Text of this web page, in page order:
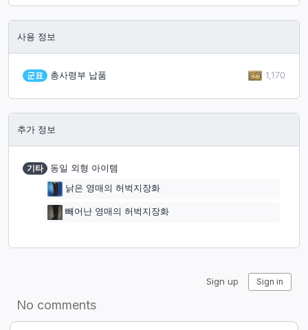
사용 정보
군표 총사령부 납품 1,170
추가 정보
기타
동일 외형 아이템
낡은 영매의 허벅지장화
빼어난 영매의 허벅지장화